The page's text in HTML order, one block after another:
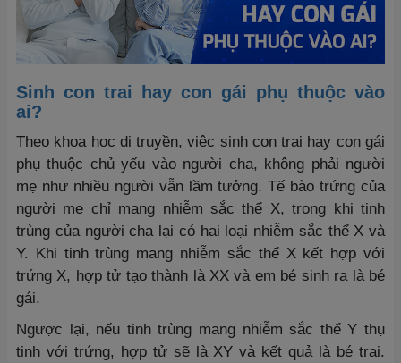
Sinh con trai hay con gái phụ thuộc vào
ai?
Theo khoa học di truyền, việc sinh con trai hay con gái
phụ thuộc chủ yếu vào người cha, không phải người
mẹ như nhiều người vẫn lầm tưởng. Tế bào trứng của
người mẹ chỉ mang nhiễm sắc thể X, trong khi tinh
trùng của người cha lại có hai loại nhiễm sắc thể X và
Y. Khi tinh trùng mang nhiễm sắc thể X kết hợp với
trứng X, hợp tử tạo thành là XX và em bé sinh ra là bé
gái.
Ngược lại, nếu tinh trùng mang nhiễm sắc thể Y thụ
tinh với trứng, hợp tử sẽ là XY và kết quả là bé trai.